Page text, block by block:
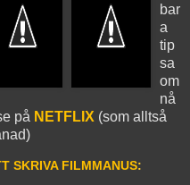
bar
a
tip
sa
om
nå
på NETFLIX (som alltså
SKRIVA FILMMANUS: